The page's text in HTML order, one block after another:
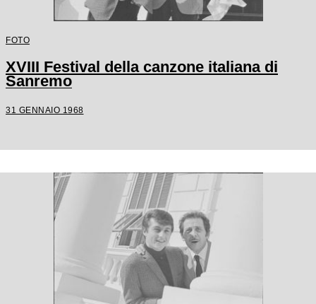
FOTO
XVIII Festival della canzone italiana di
Sanremo
31 GENNAIO 1968